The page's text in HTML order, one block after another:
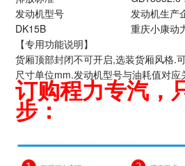
发动机型号
发动机生产
DK15B
重庆小康动
【专用功能说明】
货厢顶部封闭不可开启,选装货厢风格.
尺寸单位mm.发动机型号与油耗值对
订购程力专汽，
步：